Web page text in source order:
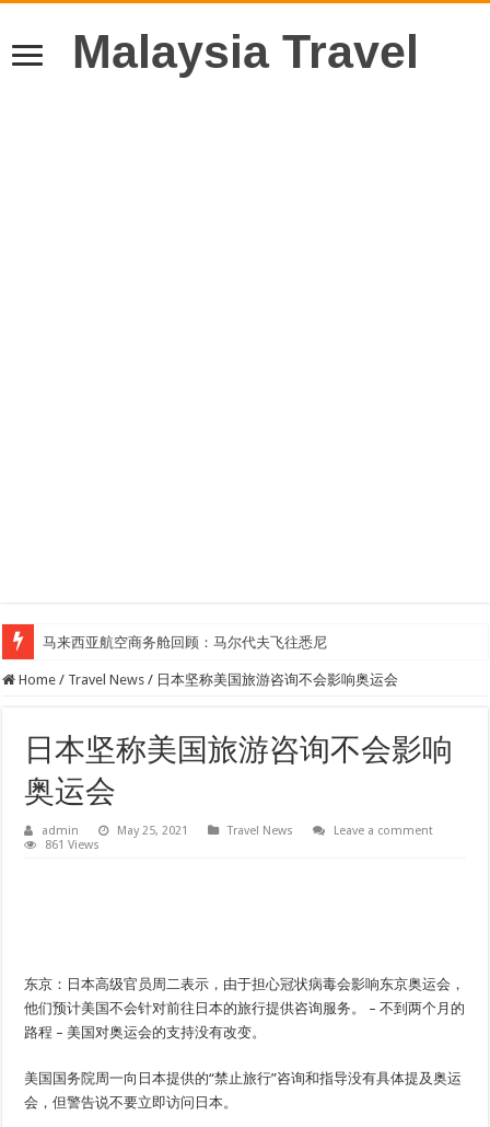
Malaysia Travel
马来西亚航空商务舱回顾：马尔代夫飞往悉尼
Home / Travel News / 日本坚称美国旅游咨询不会影响奥运会
日本坚称美国旅游咨询不会影响
奥运会
admin May 25, 2021 Travel News
Leave a comment
861 Views
东京：日本高级官员周二表示，由于担心冠状病毒会影响东京奥运会，
他们预计美国不会针对前往日本的旅行提供咨询服务。 – 不到两个月的
路程 – 美国对奥运会的支持没有改变。
美国国务院周一向日本提供的“禁止旅行”咨询和指导没有具体提及奥运
会，但警告说不要立即访问日本。